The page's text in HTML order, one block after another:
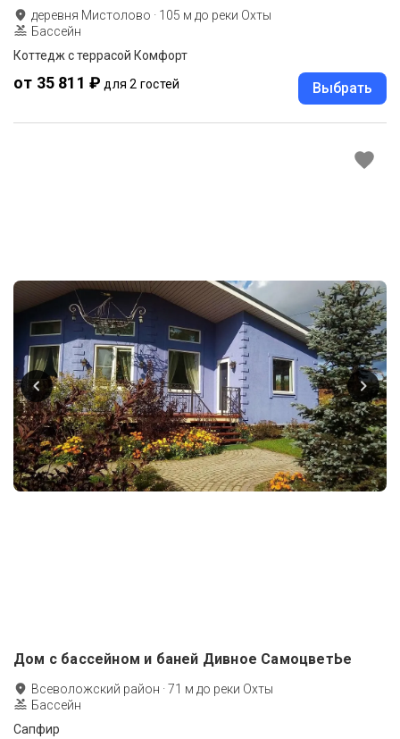
деревня Мистолово · 105 м до реки Охты
Бассейн
Коттедж с террасой Комфорт
от 35 811 ₽ для 2 гостей Выбрать
Дом с бассейном и баней Дивное СамоцветЬе
Всеволожский район ·71 м до реки Охты
Бассейн
Сапфир